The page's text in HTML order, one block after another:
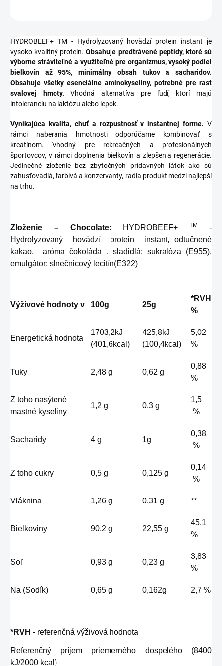
HYDROBEEF+ TM - Hydrolyzovaný hovädzí protein instant je
vysoko kvalitný protein.Obsahuje predtrávené peptidy, ktoré sú
výborne stráviteľné a využiteľné pre organizmus, vysoký podiel
bielkovín až 95%, minimálny obsah tukov a sacharidov.
Obsahuje všetky esenciálne aminokyseliny, potrebné pre rast
svalovej hmoty. Vhodná alternatíva pre ľudí, ktorí majú
intoleranciu na laktózu alebo lepok.
Vynikajúca kvalita, chuť a rozpustnosť v instantnej forme. V
rámci naberania hmotnosti odporúčame kombinovať s
kreatínom. Vhodný pre rekreačných a profesionálnych
športovcov, v rámci doplnenia bielkovín a zlepšenia regenerácie.
Jedinečné zloženie bez zbytočných prídavných látok ako sú
zahusťovadlá, farbivá a konzervanty, radia produkt medzi najlepší
na trhu.
Zloženie – Chocolate: HYDROBEEF+ TM -
Hydrolyzovaný hovädzí protein instant, odtučnené
kakao, aróma čokoláda , sladidlá: sukralóza (E955),
emulgátor: slnečnicový lecitín(E322)
Výživové hodnoty v 100g 25g
*RVH
%
Energetická hodnota
1703,2kJ
(401,6kcal)
425,8kJ
(100,4kcal)
5,02
%
Tuky 2,48 g 0,62 g
0,88
%
Z toho nasýtené
mastné kyseliny
1,2 g 0,3 g
1,5
%
Sacharidy 4 g 1g
0,38
%
Z toho cukry 0,5 g 0,125 g
0,14
%
Vláknina 1,26 g 0,31 g **
Bielkoviny 90,2 g 22,55 g
45,1
%
Soľ 0,93 g 0,23 g
3,83
%
Na (Sodík) 0,65 g 0,162g 2,7 %
*RVH - referenčná výživová hodnota
Referenčný príjem priemerného dospelého (8400
kJ/2000 kcal)